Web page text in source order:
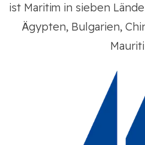
ist Maritim in sieben
Ägypten, Bulgarien,